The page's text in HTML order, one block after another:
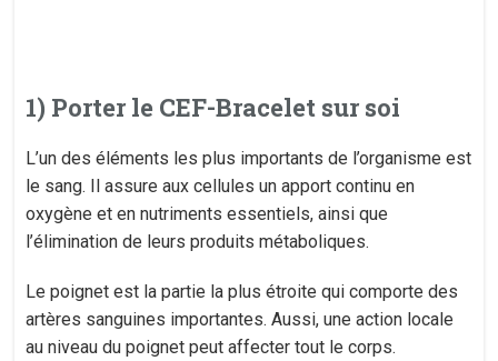
1) Porter le CEF-Bracelet sur soi
L’un des éléments les plus importants de l’organisme est
le sang. Il assure aux cellules un apport continu en
oxygène et en nutriments essentiels, ainsi que
l’élimination de leurs produits métaboliques.
Le poignet est la partie la plus étroite qui comporte des
artères sanguines importantes. Aussi, une action locale
au niveau du poignet peut affecter tout le corps.